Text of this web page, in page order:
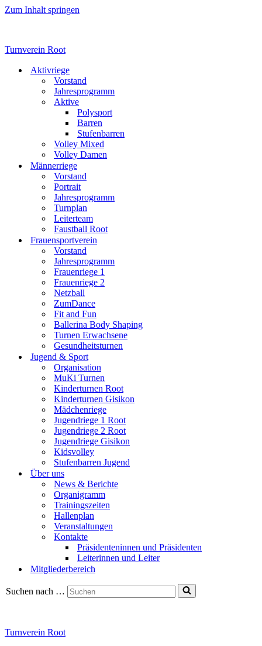
Zum Inhalt springen
Turnverein Root
Aktivriege
Vorstand
Jahresprogramm
Aktive
Polysport
Barren
Stufenbarren
Volley Mixed
Volley Damen
Männerriege
Vorstand
Portrait
Jahresprogramm
Turnplan
Leiterteam
Faustball Root
Frauensportverein
Vorstand
Jahresprogramm
Frauenriege 1
Frauenriege 2
Netzball
ZumDance
Fit and Fun
Ballerina Body Shaping
Turnen Erwachsene
Gesundheitsturnen
Jugend & Sport
Organisation
MuKi Turnen
Kinderturnen Root
Kinderturnen Gisikon
Mädchenriege
Jugendriege 1 Root
Jugendriege 2 Root
Jugendriege Gisikon
Kidsvolley
Stufenbarren Jugend
Über uns
News & Berichte
Organigramm
Trainingszeiten
Hallenplan
Veranstaltungen
Kontakte
Präsidenteninnen und Präsidenten
Leiterinnen und Leiter
Mitgliederbereich
Suchen nach …
Turnverein Root